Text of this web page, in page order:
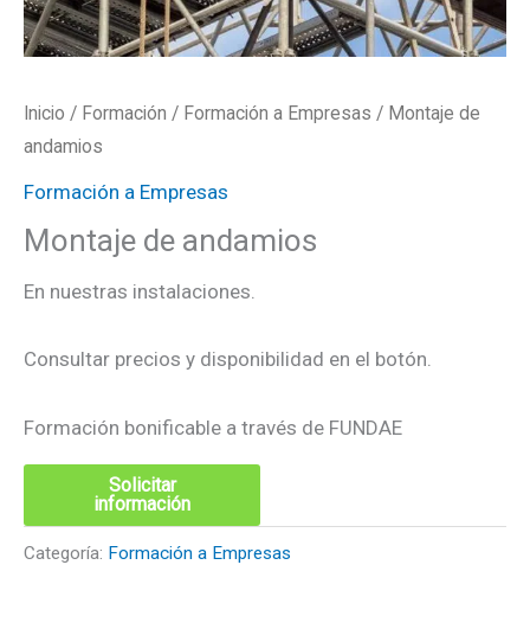
Inicio / Formación / Formación a Empresas / Montaje de
andamios
Formación a Empresas
Montaje de andamios
En nuestras instalaciones.
Consultar precios y disponibilidad en el botón.
Formación bonificable a través de FUNDAE
Solicitar
información
Categoría: Formación a Empresas